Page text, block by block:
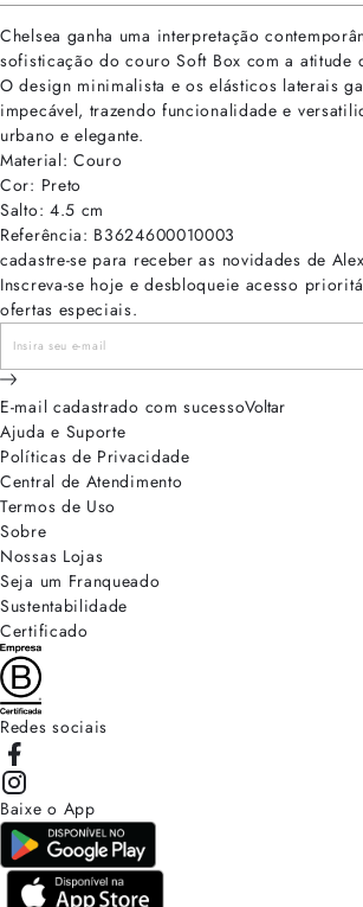
Chelsea ganha uma interpretação
sofisticação do couro Soft Box com a atitude
O design minimalista e os elásticos laterais
impecável, trazendo funcionalidade e
urbano e elegante.
Material: Couro
Cor: Preto
Salto: 4.5 cm
Referência: B3624600010003
cadastre-se para receber as novidades de
Inscreva-se hoje e desbloqueie acesso
ofertas especiais.
E-mail cadastrado com sucessoVoltar
Ajuda e Suporte
Políticas de Privacidade
Central de Atendimento
Termos de Uso
Sobre
Nossas Lojas
Seja um Franqueado
Sustentabilidade
Certificado
Redes sociais
Baixe o App